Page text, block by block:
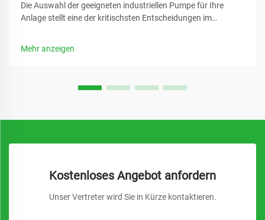
Die Auswahl der geeigneten industriellen Pumpe für Ihre
Anlage stellt eine der kritischsten Entscheidungen im
maßgeblich von der richtigen Pumpenwahl ab...
Mehr anzeigen
Kostenloses Angebot anfordern
Unser Vertreter wird Sie in Kürze kontaktieren.